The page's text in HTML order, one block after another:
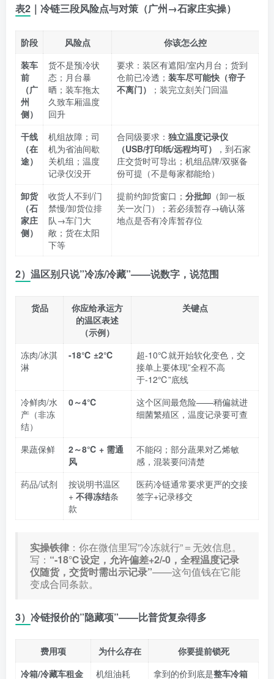
表2｜冷链三段风险点与对策（广州→石家庄实操）
阶段 风险点
你该怎么控
装车
前
（广
州
侧）
货不是预冷状
态；月台暴
晒；装车拖太
久致车厢温度
回升
要求：装区有遮阳/室内月台；货到
仓前已冷透； 装车尽可能快（帘子
不离门）
；装完立刻关门回温
干线
（在
途）
机组故障；司
机为省油间歇
关机组；温度
记录仪没开
合同级要求： 独立温度记录仪
（USB/打印纸/远程均可）
，到石家
庄交货时可导出；机组品牌/双驱备
份可提（不是每家都能给）
卸货
（石
家庄
侧）
收货人不到/门
禁慢/卸货位排
队→车门大
敞；货在太阳
下等
提前约卸货窗口； 分批卸 （卸一板
关一次门）；若必须暂存→确认落
地点是否有冷库暂存位
2）温区别只说”冷冻/冷藏”——说数字，说范围
货品
你应给承运方
的温区表述
（示例）
关键点
冻肉/冰淇
淋
-18℃ ±2℃
超-10℃就开始软化变色，交
接单上要体现”全程不高
于-12℃”底线
冷鲜肉/水
产（非冻
结）
0～4℃
这个区间最危险——稍偏就进
细菌繁殖区，温度记录要可查
果蔬保鲜
2～8℃ + 需通
风
不能闷；部分蔬果对乙烯敏
感，混装要问清楚
药品/试剂
按说明书温区
+ 不得冻结条
款
医药冷链通常要求更严的交接
签字+记录移交
实操铁律 ：你在微信里写”冷冻就行”＝无效信息。
写： “-18℃设定，允许偏差+2/-0，全程温度记录
仪随货，交货时需出示记录”——这句值钱在它能
变成合同条款。
3）冷链报价的”隐藏项”——比普货复杂得多
费用项 为什么存在
你要提前锁死
冷箱/冷藏车租金
机组油耗 拿到的价到底是整车冷箱